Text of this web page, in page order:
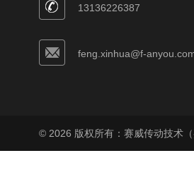
13136226387
feng.xinhua@f-
© 2026 版权所有：赛威传动技术